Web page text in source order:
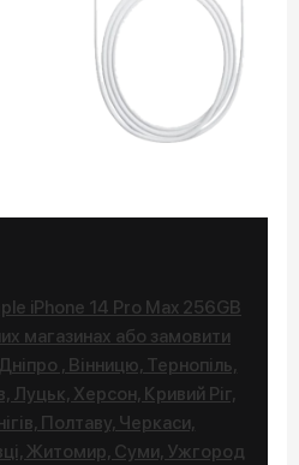
iPhone 14 Pro Max 256GB
магазинах або замовити
, Вінницю, Тернопіль,
Луцьк, Херсон, Кривий Ріг,
Полтаву, Черкаси,
Житомир, Суми, Ужгород